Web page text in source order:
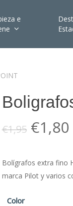
e
€1,95 El
precio
era:
€1,95.
€1,80El
Bolígrafos extra fino
marca Pilot y varios
Color